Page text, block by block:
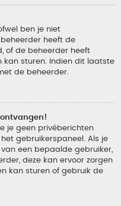
ben je niet
heeft de
of de beheerder heeft
kan sturen. Indien dit laatste
de beheerder.
je geen privéberichten
gebruikerspaneel. Als je
een bepaalde gebruiker,
deze kan ervoor zorgen
kan sturen of gebruik de